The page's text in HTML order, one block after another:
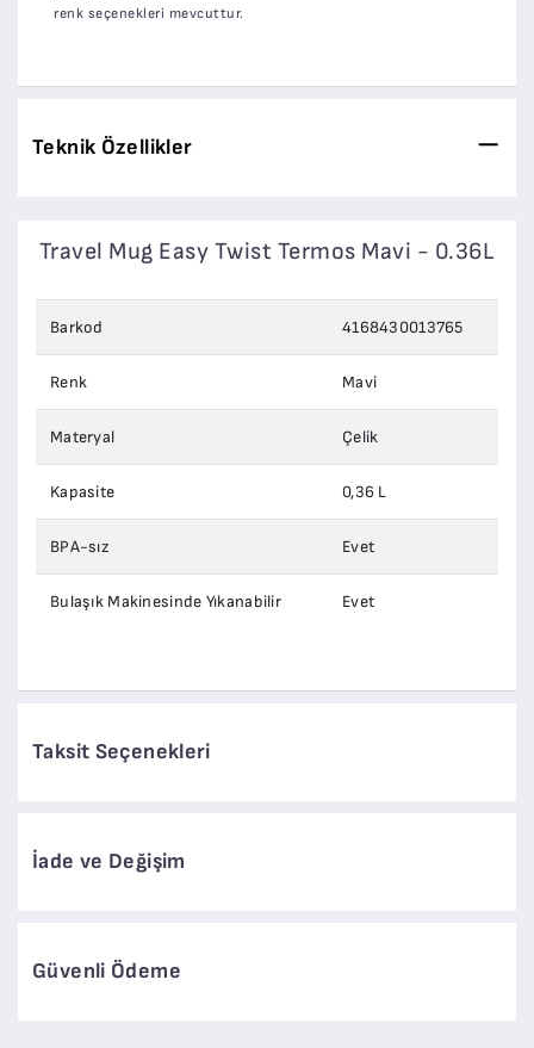
renk seçenekleri mevcuttur.
Teknik Özellikler
Travel Mug Easy Twist Termos Mavi - 0.36L
Barkod 4168430013765
Renk Mavi
Materyal Çelik
Kapasite 0,36 L
BPA-sız Evet
Bulaşık Makinesinde Yıkanabilir Evet
Taksit Seçenekleri
İade ve Değişim
Güvenli Ödeme